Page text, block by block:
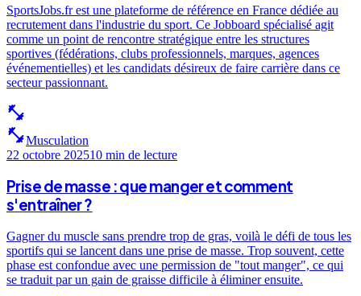
SportsJobs.fr est une plateforme de référence en France dédiée au
recrutement dans l'industrie du sport. Ce Jobboard spécialisé agit
comme un point de rencontre stratégique entre les structures
sportives (fédérations, clubs professionnels, marques, agences
événementielles) et les candidats désireux de faire carrière dans ce
secteur passionnant.
fitness_center
fitness_centerMusculation
22 octobre 202510 min de lecture
Prise de masse : que manger et comment
s'entraîner ?
Gagner du muscle sans prendre trop de gras, voilà le défi de tous les
sportifs qui se lancent dans une prise de masse. Trop souvent, cette
phase est confondue avec une permission de "tout manger", ce qui
se traduit par un gain de graisse difficile à éliminer ensuite.